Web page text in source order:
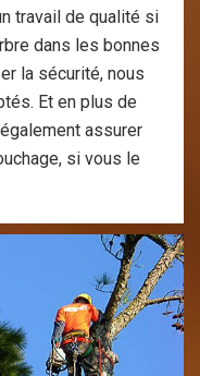
travail de qualité si
dans les bonnes
la sécurité, nous
Et en plus de
assurer
si vous le